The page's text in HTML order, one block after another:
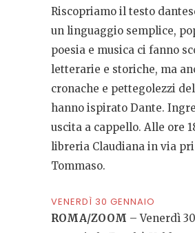
Riscopriamo il testo
un linguaggio semplice,
poesia e musica ci fanno
letterarie e storiche, ma
cronache e pettegolezzi
hanno ispirato Dante.
uscita a cappello. Alle ore
libreria Claudiana in via
Tommaso.
VENERDÌ 30 GENNAIO
ROMA/ZOOM – Venerdì